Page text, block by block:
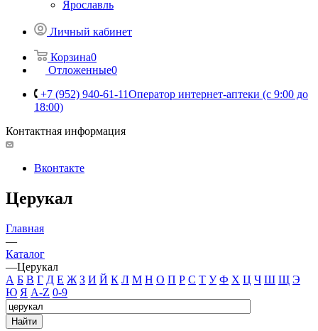
Ярославль
Личный кабинет
Корзина0
Отложенные0
+7 (952) 940-61-11Оператор интернет-аптеки (с 9:00 до
18:00)
Контактная информация
Вконтакте
Церукал
Главная
—
Каталог
—Церукал
А Б В Г Д Е Ж З И Й К Л М Н О П Р С Т У Ф Х Ц Ч Ш Щ Э
Ю Я A-Z 0-9
Найти